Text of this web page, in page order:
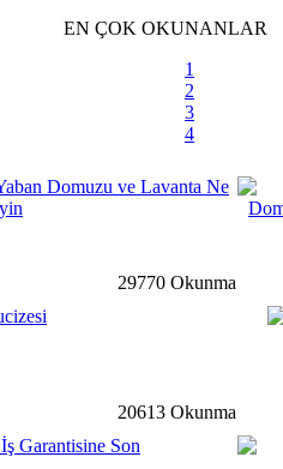
Yardımına Dönüşüyor
detay ›
El-Bab’a mektup
detay ›
EN ÇOK OKUNANLAR
1
2
3
4
Domuzu ve Lavanta Ne
29770 Okunma
20613 Okunma
Garantisine Son